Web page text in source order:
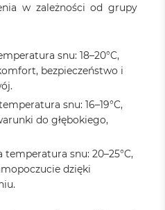
w zależności od grupy
snu: 18–20°C,
bezpieczeństwo i
snu: 16–19°C,
do głębokiego,
snu: 20–25°C,
dzięki